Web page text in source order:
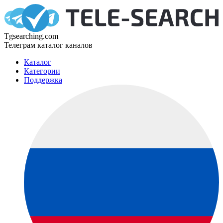
Tgsearching.com
Телеграм каталог каналов
Каталог
Категории
Поддержка